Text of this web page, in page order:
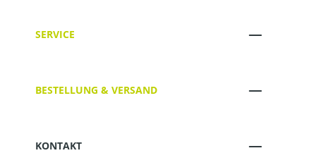
SERVICE
BESTELLUNG & VERSAND
KONTAKT